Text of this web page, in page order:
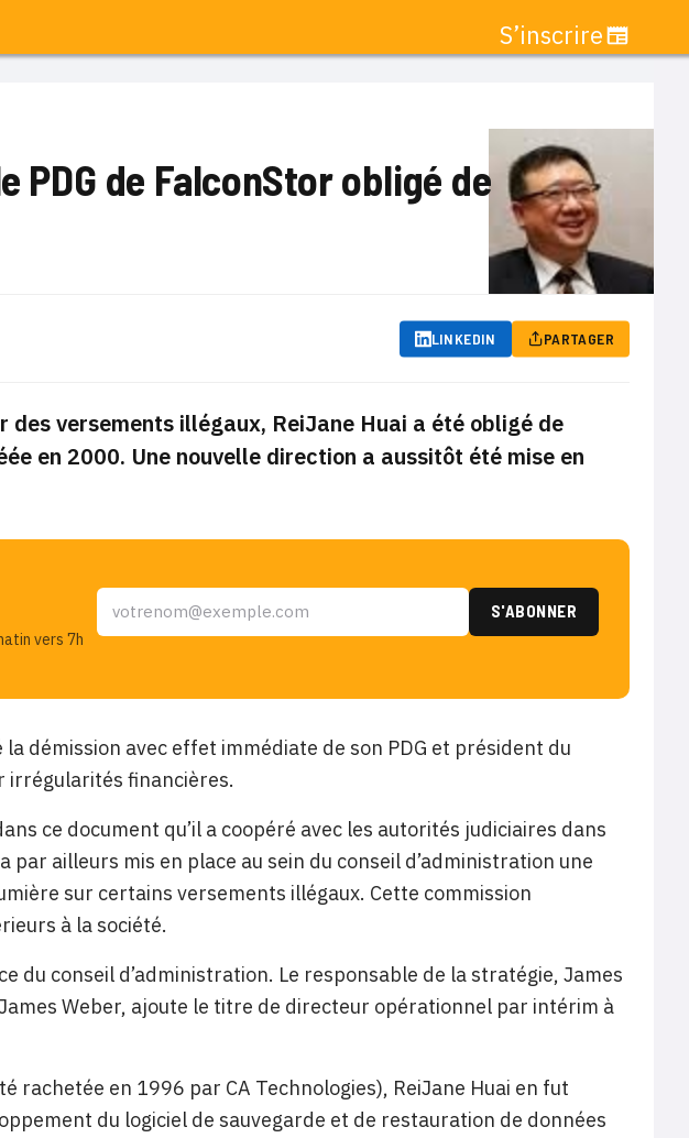
S’inscrire
PDG de FalconStor obligé de
LINKEDIN PARTAGER
versements illégaux, ReiJane Huai a été obligé de
en 2000. Une nouvelle direction a aussitôt été mise en
vers 7h
démission avec effet immédiate de son PDG et président du
irrégularités financières.
ce document qu’il a coopéré avec les autorités judiciaires dans
ailleurs mis en place au sein du conseil d’administration une
sur certains versements illégaux. Cette commission
à la société.
du conseil d’administration. Le responsable de la stratégie, James
Weber, ajoute le titre de directeur opérationnel par intérim à
rachetée en 1996 par CA Technologies), ReiJane Huai en fut
du logiciel de sauvegarde et de restauration de données